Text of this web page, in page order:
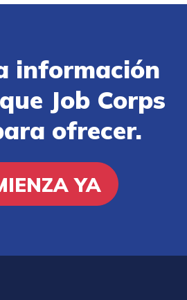
información
Job Corps
ofrecer.
YA